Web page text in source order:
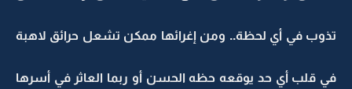
تذوب في أي لحظة.. ومن إغرائها ممكن تشعل حرائق لاهبة
في قلب أي حد يوقعه حظه الحسن أو ربما العاثر في أسرها